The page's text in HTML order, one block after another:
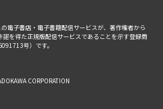
電子書店・電子書籍配信サービスが、著作権者から
諾を得た正規版配信サービスであることを示す登録商
号）です。
CORPORATION